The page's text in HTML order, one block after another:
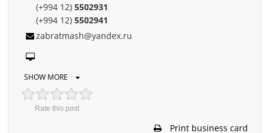
(+994 12) 5502931
(+994 12) 5502941
zabratmash@yandex.ru
SHOW MORE
Rate this post
Print business card